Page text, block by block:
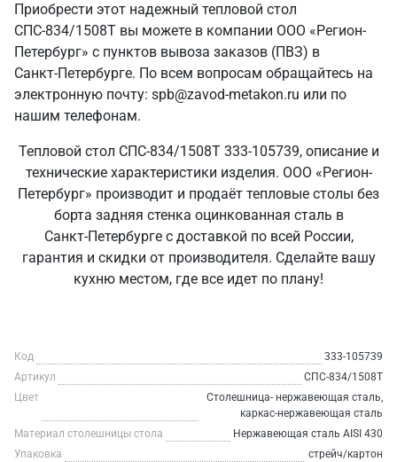
Приобрести этот надежный тепловой стол
СПС-834/1508Т вы можете в компании ООО «Регион-
Петербург» с пунктов вывоза заказов (ПВЗ) в
Санкт‑Петербурге. По всем вопросам обращайтесь на
электронную почту: spb@zavod-metakon.ru или по
нашим телефонам.
Тепловой стол СПС-834/1508Т 333-105739, описание и
технические характеристики изделия. ООО «Регион-
Петербург» производит и продаёт тепловые столы без
борта задняя стенка оцинкованная сталь в
Санкт‑Петербурге с доставкой по всей России,
гарантия и скидки от производителя. Сделайте вашу
кухню местом, где все идет по плану!
Код
333-105739
Артикул
СПС-834/1508Т
Цвет
Столешница- нержавеющая сталь,
каркас-нержавеющая сталь
Материал столешницы стола
Нержавеющая сталь AISI 430
Упаковка
стрейч/картон